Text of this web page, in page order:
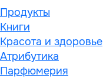
Продукты
Книги
Красота и здоровье
Атрибутика
Парфюмерия